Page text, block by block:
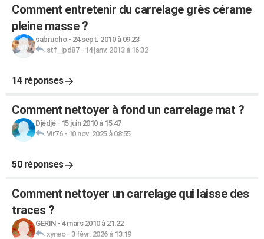
Comment entretenir du carrelage grès cérame
pleine masse ?
sabrucho- 24 sept. 2010 à 09:23
stf_jpd87- 14 janv. 2013 à 16:32
14 réponses
Comment nettoyer à fond un carrelage mat ?
Djédjé- 15 juin 2010 à 15:47
Vir76- 10 nov. 2025 à 08:55
50 réponses
Comment nettoyer un carrelage qui laisse des
traces ?
GERIN- 4 mars 2010 à 21:22
xyneo- 3 févr. 2026 à 13:19